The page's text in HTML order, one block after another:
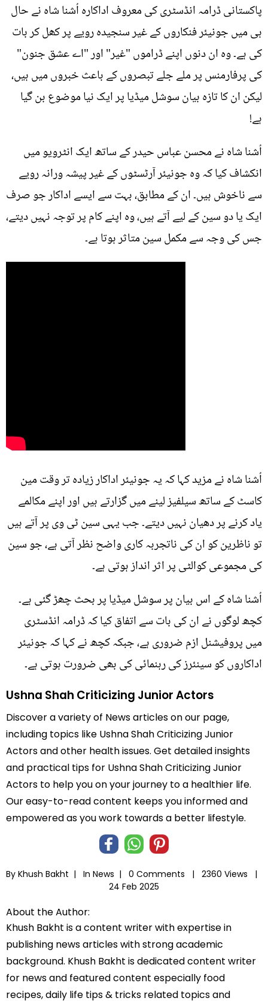
پاکستانی ڈرامہ انڈسٹری کی معروف اداکارہ اُشنا شاہ نے حال
ہی میں جونیئر فنکاروں کے غیر سنجیدہ رویے پر کھل کر بات
کی ہے۔ وہ ان دنوں اپنے ڈراموں "غیر" اور "اے عشق جنون"
کی پرفارمنس پر ملے جلے تبصروں کے باعث خبروں میں ہیں،
لیکن ان کا تازہ بیان سوشل میڈیا پر ایک نیا موضوع بن گیا
ہے!
اُشنا شاہ نے محسن عباس حیدر کے ساتھ ایک انٹرویو میں
انکشاف کیا کہ وہ جونیئر آرٹسٹوں کے غیر پیشہ ورانہ رویے
سے ناخوش ہیں۔ ان کے مطابق، بہت سے ایسے اداکار جو صرف
ایک یا دو سین کے لیے آتے ہیں، وہ اپنے کام پر توجہ نہیں دیتے،
جس کی وجہ سے مکمل سین متاثر ہوتا ہے۔
اُشنا شاہ نے مزید کہا کہ یہ جونیئر اداکار زیادہ تر وقت مین
کاسٹ کے ساتھ سیلفیز لینے میں گزارتے ہیں اور اپنے مکالمے
یاد کرنے پر دھیان نہیں دیتے۔ جب یہی سین ٹی وی پر آتے ہیں
تو ناظرین کو ان کی ناتجربہ کاری واضح نظر آتی ہے، جو سین
کی مجموعی کوالٹی پر اثر انداز ہوتی ہے۔
اُشنا شاہ کے اس بیان پر سوشل میڈیا پر بحث چھڑ گئی ہے۔
کچھ لوگوں نے ان کی بات سے اتفاق کیا کہ ڈرامہ انڈسٹری
میں پروفیشنل ازم ضروری ہے، جبکہ کچھ نے کہا کہ جونیئر
اداکاروں کو سینئرز کی رہنمائی کی بھی ضرورت ہوتی ہے۔
Ushna Shah Criticizing Junior Actors
Discover a variety of News articles on our page,
including topics like Ushna Shah Criticizing Junior
Actors and other health issues. Get detailed insights
and practical tips for Ushna Shah Criticizing Junior
Actors to help you on your journey to a healthier life.
Our easy-to-read content keeps you informed and
empowered as you work towards a better lifestyle.
By Khush Bakht | In News | 0 Comments |
2360 Views |
24 Feb 2025
About the Author:
Khush Bakht is a content writer with expertise in
publishing news articles with strong academic
background. Khush Bakht is dedicated content writer
for news and featured content especially food
recipes, daily life tips & tricks related topics and